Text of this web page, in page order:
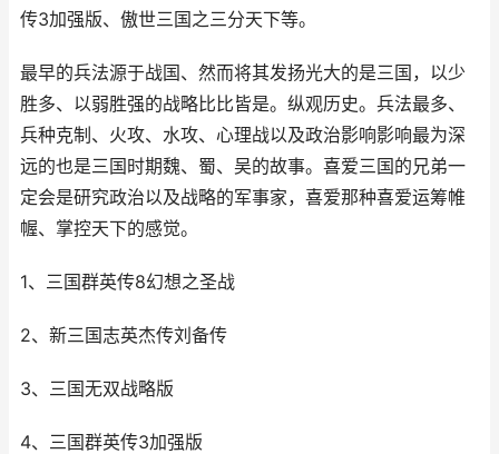
传3加强版、傲世三国之三分天下等。
最早的兵法源于战国、然而将其发扬光大的是三国，以少
胜多、以弱胜强的战略比比皆是。纵观历史。兵法最多、
兵种克制、火攻、水攻、心理战以及政治影响影响最为深
远的也是三国时期魏、蜀、吴的故事。喜爱三国的兄弟一
定会是研究政治以及战略的军事家，喜爱那种喜爱运筹帷
幄、掌控天下的感觉。
1、三国群英传8幻想之圣战
2、新三国志英杰传刘备传
3、三国无双战略版
4、三国群英传3加强版